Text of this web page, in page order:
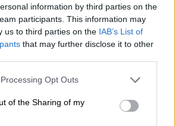
information by third parties on the
participants. This information may
us to third parties on the IAB’s List of
that may further disclose it to other
Opt Outs
of the Sharing of my
- «ΕΡΡΙΚΟΣ ΝΤΥΝΑΝ»
των ασφαλιστικών
στο vouchers.gov.gr για το Πρόγραμμα
2026-2027»